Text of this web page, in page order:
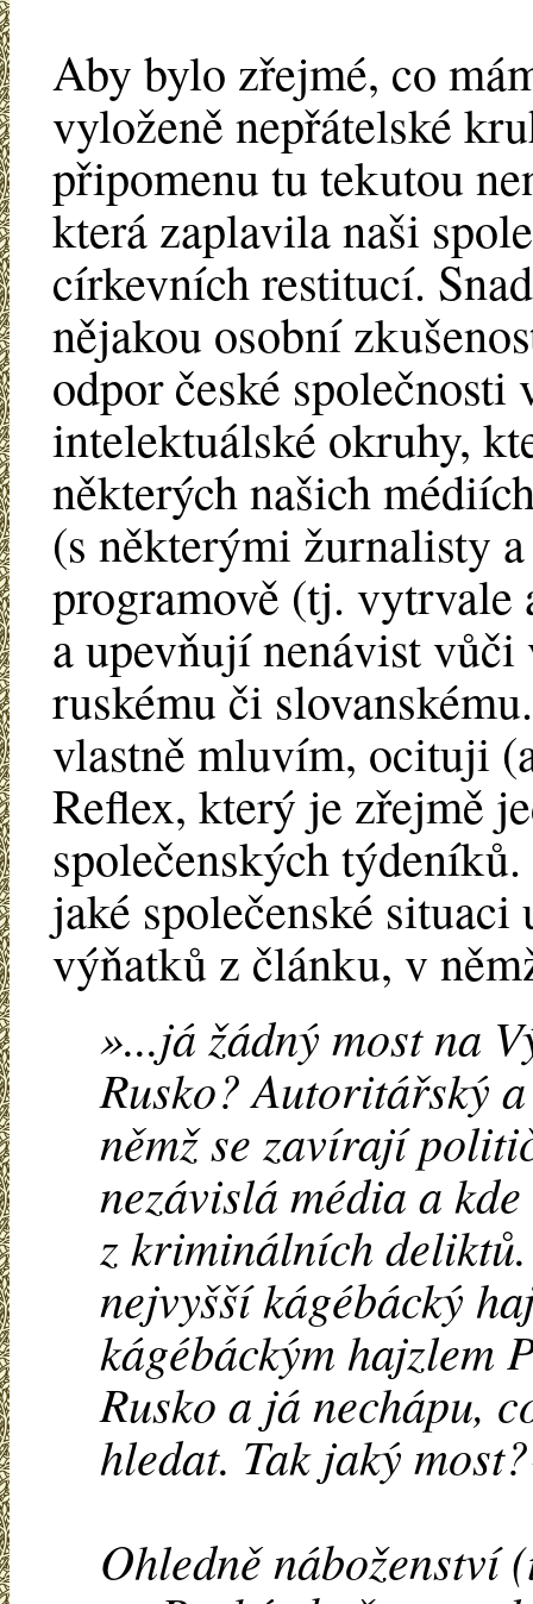
Aby bylo zřejmé, co
vyloženě nepřátelské
připomenu tu tekutou
která zaplavila naši
církevních restitucí.
nějakou osobní
odpor české
intelektuálské okruhy,
některých našich
(s některými žurnalisty
programově (tj.
a upevňují nenávist vůči
ruskému či
vlastně mluvím, ocituji
Reflex, který je zřejmě
společenských
jaké společenské situaci
výňatků z článku, v
»...já žádný most na
Rusko? Autoritářský
němž se zavírají
nezávislá média a
z kriminálních
nejvyšší kágébácký
kágébáckým hajzlem
Rusko a já nechápu,
hledat. Tak jaký
Ohledně náboženství